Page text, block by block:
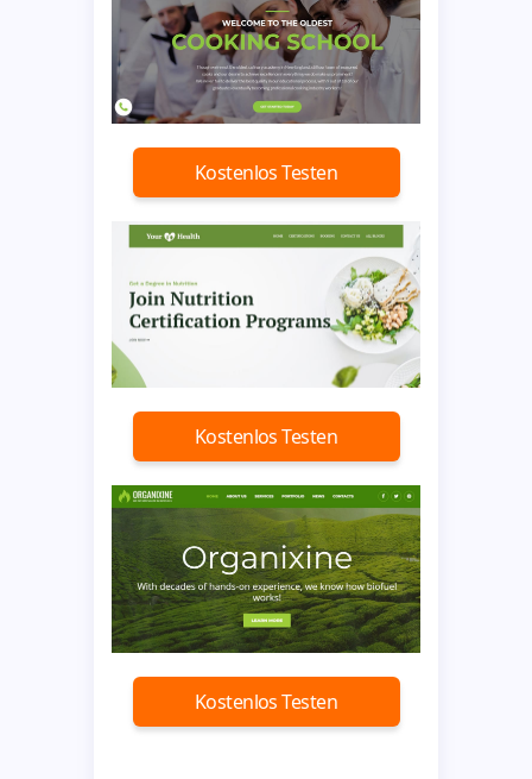
Kostenlos Testen
Kostenlos Testen
Kostenlos Testen